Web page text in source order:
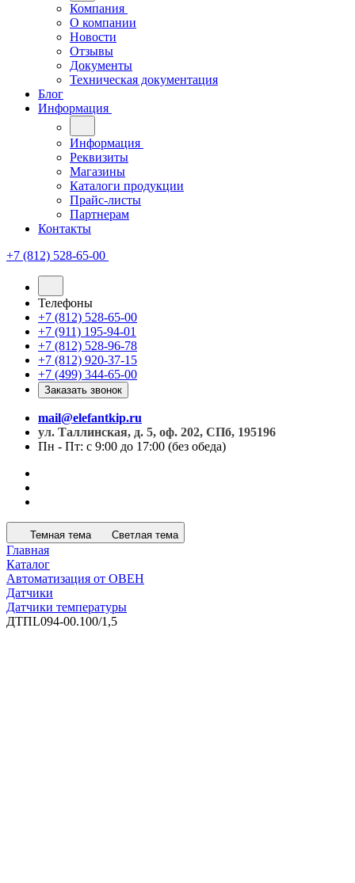
Компания
О компании
Новости
Отзывы
Документы
Техническая документация
Блог
Информация
Информация
Реквизиты
Магазины
Каталоги продукции
Прайс-листы
Партнерам
Контакты
+7 (812) 528-65-00
Телефоны
+7 (812) 528-65-00
+7 (911) 195-94-01
+7 (812) 528-96-78
+7 (812) 920-37-15
+7 (499) 344-65-00
Заказать звонок
mail@elefantkip.ru
ул. Таллинская, д. 5, оф. 202, СПб, 195196
Пн - Пт: с 9:00 до 17:00 (без обеда)
Темная тема Светлая тема
Главная
Каталог
Автоматизация от ОВЕН
Датчики
Датчики температуры
ДТПL094-00.100/1,5